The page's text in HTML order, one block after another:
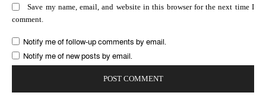
Save my name, email, and website in this browser for the next time I
comment.
Notify me of follow-up comments by email.
Notify me of new posts by email.